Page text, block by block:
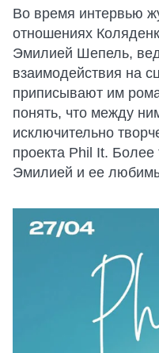
Во время интервью
отношениях
Эмилией Шепель,
взаимодействия на
приписывают им
понять, что между
исключительно
проекта Phil It.
Эмилией и ее